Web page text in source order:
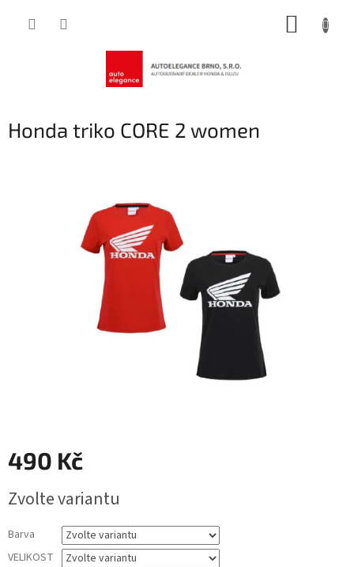
Honda triko CORE 2 women
490 Kč
cena:
Zvolte variantu
Barva
VELIKOST